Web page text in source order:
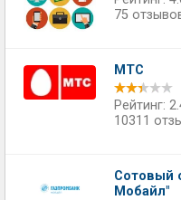
75
МТС
Рейтинг:
10311
Сотовый
Мобайл"